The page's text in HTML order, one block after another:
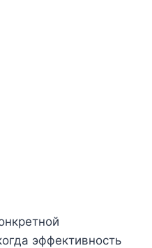
эффективность